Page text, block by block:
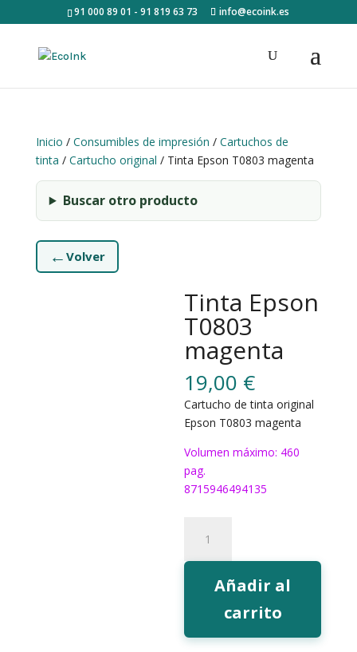
91 000 89 01 - 91 819 63 73 info@ecoink.es
Inicio / Consumibles de impresión / Cartuchos de
tinta / Cartucho original / Tinta Epson T0803 magenta
Buscar otro producto
← Volver
Tinta Epson
T0803
magenta
19,00 €
Cartucho de tinta original
Epson T0803 magenta
Volumen máximo: 460
pag.
8715946494135
Epson
T0803
magentaAñadir al
carrito